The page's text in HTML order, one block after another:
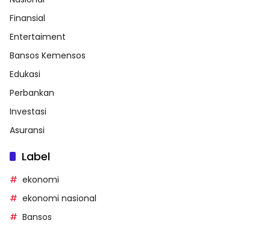
Finansial
Entertaiment
Bansos Kemensos
Edukasi
Perbankan
Investasi
Asuransi
Label
ekonomi
ekonomi nasional
Bansos